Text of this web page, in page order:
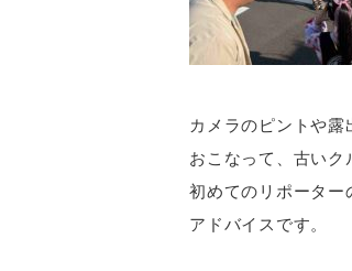
カメラのピントや
おこなって、古いク
初めてのリポーター
アドバイスです。